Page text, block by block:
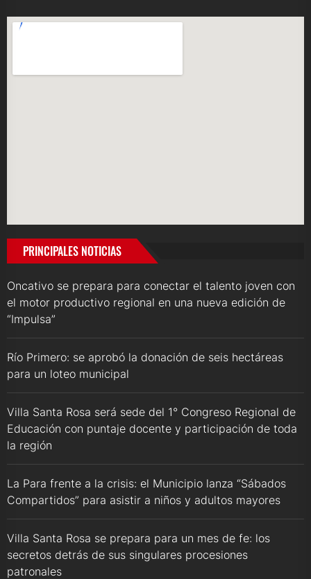
PRINCIPALES NOTICIAS
Oncativo se prepara para conectar el talento joven con
el motor productivo regional en una nueva edición de
“Impulsa”
Río Primero: se aprobó la donación de seis hectáreas
para un loteo municipal
Villa Santa Rosa será sede del 1° Congreso Regional de
Educación con puntaje docente y participación de toda
la región
La Para frente a la crisis: el Municipio lanza “Sábados
Compartidos” para asistir a niños y adultos mayores
Villa Santa Rosa se prepara para un mes de fe: los
secretos detrás de sus singulares procesiones
patronales